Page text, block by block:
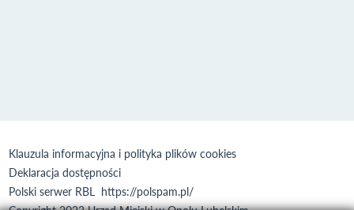
Klauzula informacyjna i polityka plików cookies
Deklaracja dostępności
Polski serwer RBL https://polspam.pl/